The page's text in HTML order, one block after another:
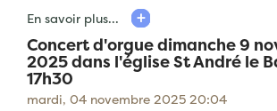
En savoir plus...
Concert d'orgue dimanche 9
2025 dans l'église St André le
17h30
mardi, 04 novembre 2025 20:04